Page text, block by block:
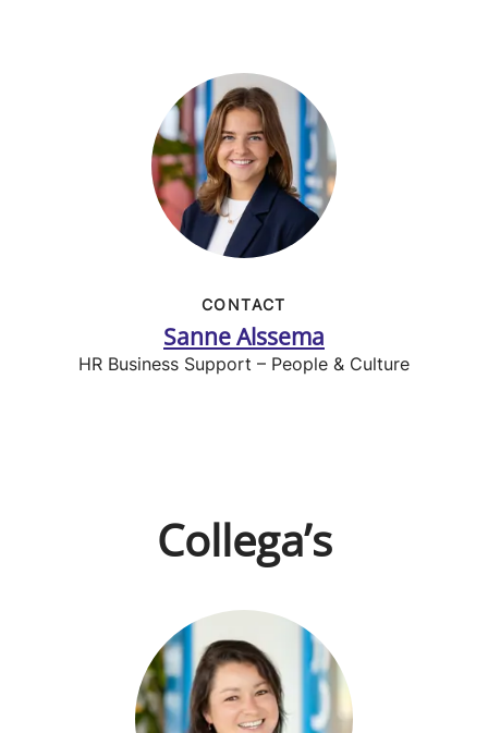
CONTACT
Sanne Alssema
HR Business Support – People & Culture
Collega’s